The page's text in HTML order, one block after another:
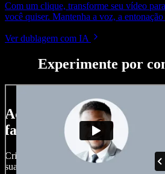
Com um clique, transforme seu vídeo
você quiser. Mantenha a voz, a
Ver dublagem com IA
Experimente por
Aqui vai só um gostinho
fazer com o Speechify
Crie narrações, adicione imagens,
sua voz e produza projetos audiovisuais